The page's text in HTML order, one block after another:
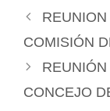
COMISIÓN
CONCEJO